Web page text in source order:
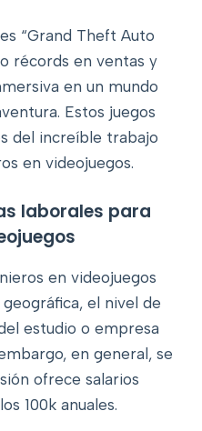
“Grand Theft Auto
récords en ventas y
en un mundo
Estos juegos
del increíble trabajo
en videojuegos.
laborales para
en videojuegos
el nivel de
estudio o empresa
en general, se
ofrece salarios
100k anuales.